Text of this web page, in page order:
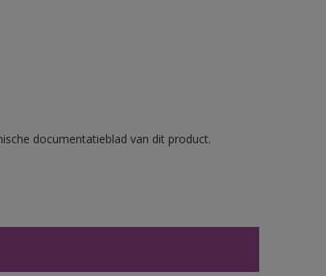
documentatieblad van dit product.